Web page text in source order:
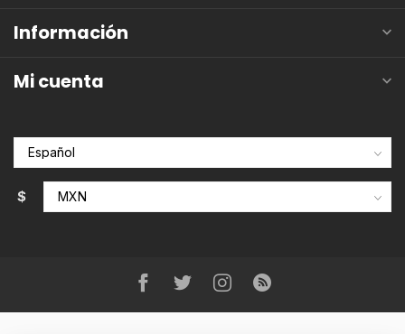
Información
Mi cuenta
$